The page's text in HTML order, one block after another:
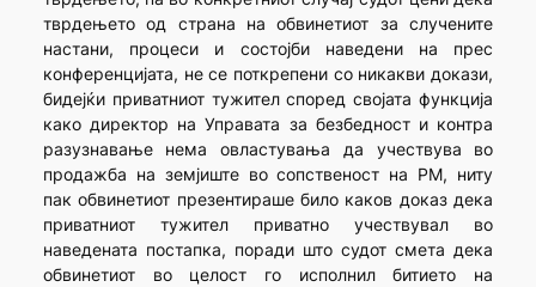
тврдењето од страна на обвинетиот за случените
настани, процеси и состојби наведени на прес
конференцијата, не се поткрепени со никакви докази,
бидејќи приватниот тужител според својата функција
како директор на Управата за безбедност и контра
разузнавање нема овластувања да учествува во
продажба на земјиште во сопственост на РМ, ниту
пак обвинетиот презентираше било каков доказ дека
приватниот тужител приватно учествувал во
наведената постапка, поради што судот смета дека
обвинетиот во целост го исполнил битието на